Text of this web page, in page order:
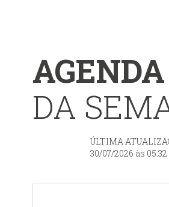
AGENDA
DA
ÚLTIMA
30/07/2026 às 05:32